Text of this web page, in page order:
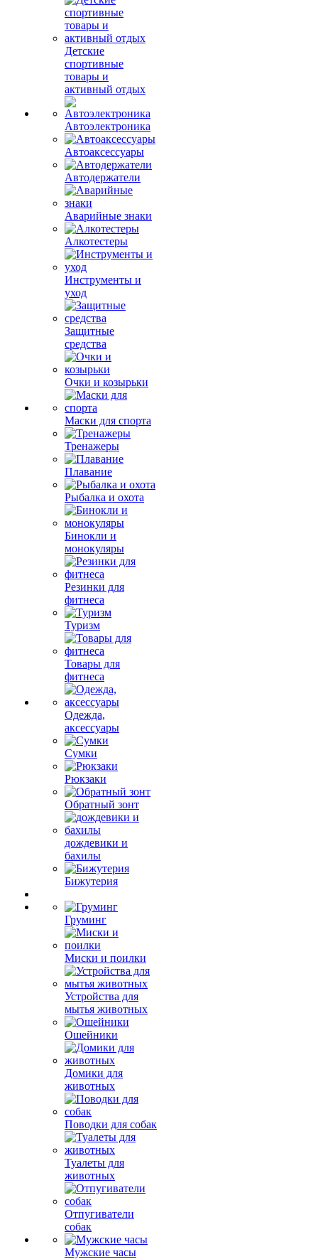
Детские
спортивные
товары и
активный отдых
Автоэлектроника
Автоаксессуары
Автодержатели
Аварийные знаки
Алкотестеры
Инструменты и
уход
Защитные
средства
Очки и козырьки
Маски для спорта
Тренажеры
Плавание
Рыбалка и охота
Бинокли и
монокуляры
Резинки для
фитнеса
Туризм
Товары для
фитнеса
Одежда,
аксессуары
Сумки
Рюкзаки
Обратный зонт
дождевики и
бахилы
Бижутерия
Груминг
Миски и поилки
Устройства для
мытья животных
Ошейники
Домики для
животных
Поводки для собак
Туалеты для
животных
Отпугиватели
собак
Мужские часы